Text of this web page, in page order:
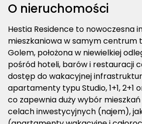
O nieruchomości
Hestia Residence to nowoczesna
mieszkaniowa w samym centrum
Golem, położona w niewielkiej
pośród hoteli, barów i restauracji
dostęp do wakacyjnej
apartamenty typu Studio, 1+1, 2+1
co zapewnia duży wybór
celach inwestycyjnych (najem),